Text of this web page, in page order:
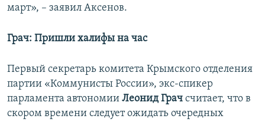
март», – заявил Аксенов.
Грач: Пришли халифы на час
Первый секретарь комитета Крымского отделения
партии «Коммунисты России», экс-спикер
парламента автономии Леонид Грач считает, что в
скором времени следует ожидать очередных